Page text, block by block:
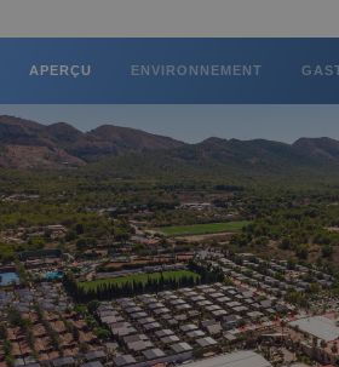
GANDIA
Gandia, de nombreuses choses à découvrir.
Bono Turístico Recuperem
À partir de €
Les meilleurs hôtels
pour vos vacances
Une escapade romantique
APERÇU ENVIRONNEMENT